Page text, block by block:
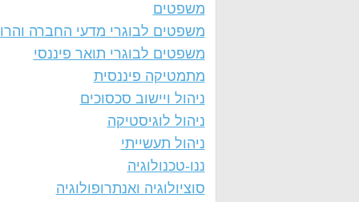
משפטים
משפטים לבוגרי מדעי החברה
משפטים לבוגרי תואר פיננסי
מתמטיקה פיננסית
ניהול ויישוב סכסוכים
ניהול לוגיסטיקה
ניהול תעשייתי
ננו-טכנולוגיה
סוציולוגיה ואנתרופולוגיה